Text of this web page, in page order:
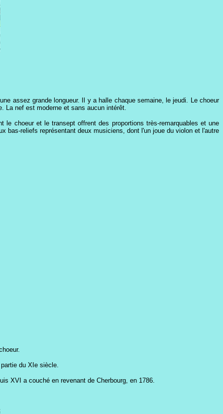
assez grande longueur. Il y a halle chaque semaine, le jeudi. Le choeur
La nef est moderne et sans aucun intérêt.
choeur et le transept offrent des proportions très-remarquables et une
bas-reliefs représentant deux musiciens, dont l'un joue du violon et l'autre
du XIe siècle.
XVI a couché en revenant de Cherbourg, en 1786.